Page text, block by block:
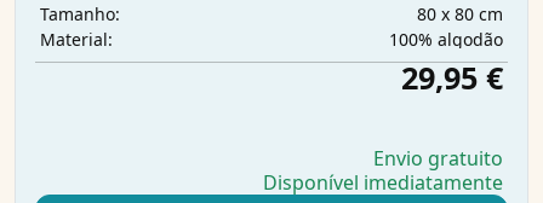
Tamanho:
80 x 80 cm
Material:
100% algodão
29,95 €
Envio gratuito
Disponível imediatamente